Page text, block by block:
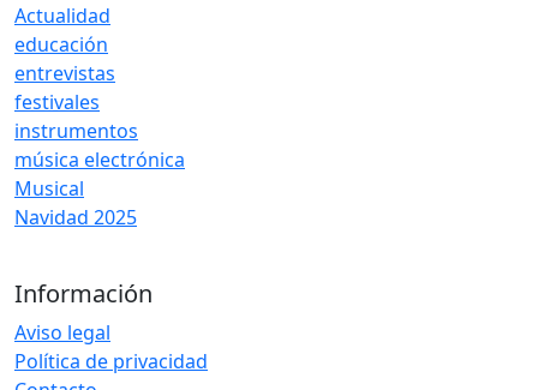
Actualidad
educación
entrevistas
festivales
instrumentos
música electrónica
Musical
Navidad 2025
Información
Aviso legal
Política de privacidad